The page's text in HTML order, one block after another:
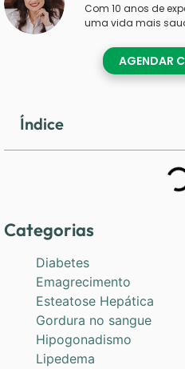
Com 10 anos de
uma vida mais
AGENDAR
Índice
Categorias
Diabetes
Emagrecimento
Esteatose Hepática
Gordura no sangue
Hipogonadismo
Lipedema